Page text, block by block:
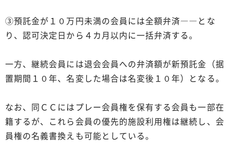
③預託金が１０万円未満の会員には全額弁済――とな
り、認可決定日から４カ月以内に一括弁済する。
一方、継続会員には退会会員への弁済額が新預託金（据
置期間１０年、名変した場合は名変後１０年）となる。
なお、同ＣＣにはプレー会員権を保有する会員も一部在
籍するが、これら会員の優先的施設利用権は継続し、会
員権の名義書換えも可能としている。